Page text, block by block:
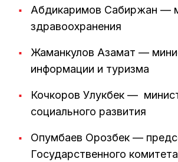
Абдикаримов Сабиржан —
здравоохранения
Жаманкулов Азамат —
информации и туризма
Кочкоров Улукбек —
социального развития
Опумбаев Орозбек —
Государственного